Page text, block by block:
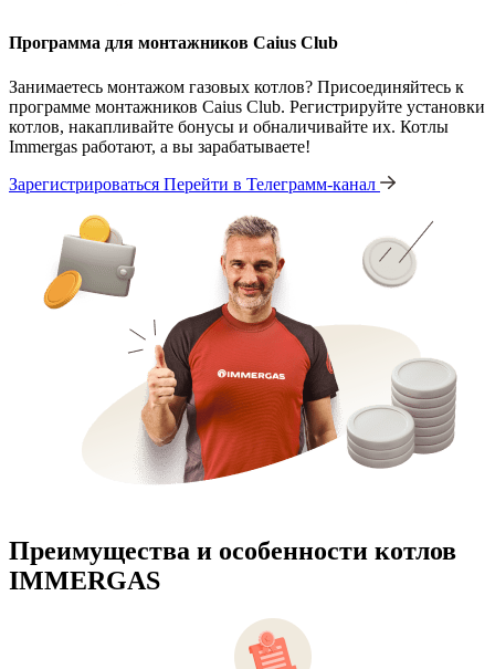
Программа для монтажников Caius Club
Занимаетесь монтажом газовых котлов? Присоединяйтесь к
программе монтажников Caius Club. Регистрируйте установки
котлов, накапливайте бонусы и обналичивайте их. Котлы
Immergas работают, а вы зарабатываете!
Зарегистрироваться Перейти в Телеграмм-канал
Преимущества и особенности котлов
IMMERGAS